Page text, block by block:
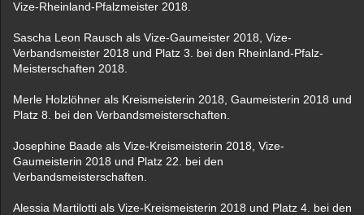
Vize-Rheinland-Pfalzmeister 2018.
Sascha Leon Rausch als Vize-Gaumeister 2018, Vize-
Verbandsmeister 2018 und Platz 3. bei den Rheinland-Pfalz-
Meisterschaften 2018.
Merle Holzlöhner als Kreismeisterin 2018, Gaumeisterin 2018 und
Platz 8. bei den Verbandsmeisterschaften.
Josephine Baade als Vize-Kreismeisterin 2018, Vize-
Gaumeisterin 2018 und Platz 22. bei den
Verbandsmeisterschaften.
Alessia Martilotti als Vize-Kreismeisterin 2018 und Platz 4. bei den